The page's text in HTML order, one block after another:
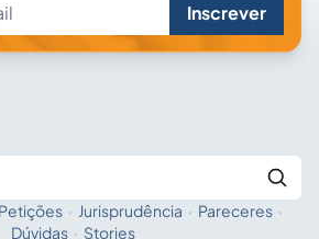
Inscrever
Fale com a IA
Petições · Jurisprudência · Pareceres ·
Dúvidas · Stories